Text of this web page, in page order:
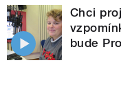
Chci
bude